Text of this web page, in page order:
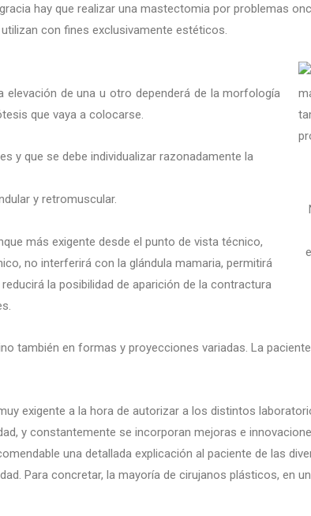
hay que realizar una mastectomia por problemas
con fines exclusivamente estéticos.
de una u otro dependerá de la morfología
que vaya a colocarse.
y que se debe individualizar razonadamente la
y retromuscular.
más exigente desde el punto de vista técnico,
no interferirá con la glándula mamaria, permitirá
la posibilidad de aparición de la contractura
también en formas y proyecciones variadas. La
exigente a la hora de autorizar a los distintos
y constantemente se incorporan mejoras e
una detallada explicación al paciente de las
Para concretar, la mayoría de cirujanos plásticos, en